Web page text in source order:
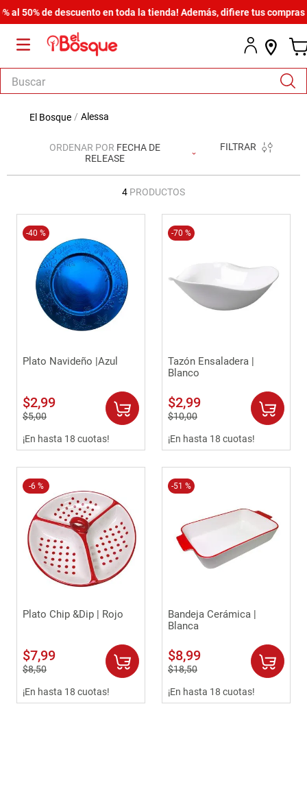
50% de descuento en toda la tienda! Además, difiere tus compras
Buscar
alessa
ORDENAR POR FECHA DE
RELEASE
FILTRAR
4 PRODUCTOS
-40 %
Plato Navideño |Azul
$2,99
$5,00
¡En hasta 18 cuotas!
-70 %
Tazón Ensaladera |
Blanco
$2,99
$10,00
¡En hasta 18 cuotas!
-6 %
Plato Chip &Dip | Rojo
$7,99
$8,50
¡En hasta 18 cuotas!
-51 %
Bandeja Cerámica |
Blanca
$8,99
$18,50
¡En hasta 18 cuotas!
armario
3.
cómoda estilo
zapatera
armario lux
cama
havana master
comoda